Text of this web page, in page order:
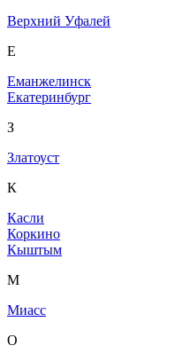
Верхний Уфалей
Е
Еманжелинск
Екатеринбург
З
Златоуст
К
Касли
Коркино
Кыштым
М
Миасс
О